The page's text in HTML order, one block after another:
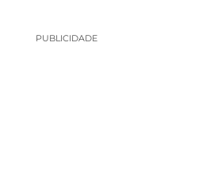
PUBLICIDADE